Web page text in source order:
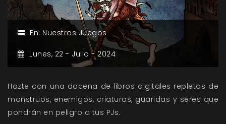
En: Nuestros Juegos
Lunes, 22 - Julio -2024
Hazte con una docena de libros digitales repletos de
monstruos, enemigos, criaturas, guaridas y seres que
pondrán en peligro a tus PJs.